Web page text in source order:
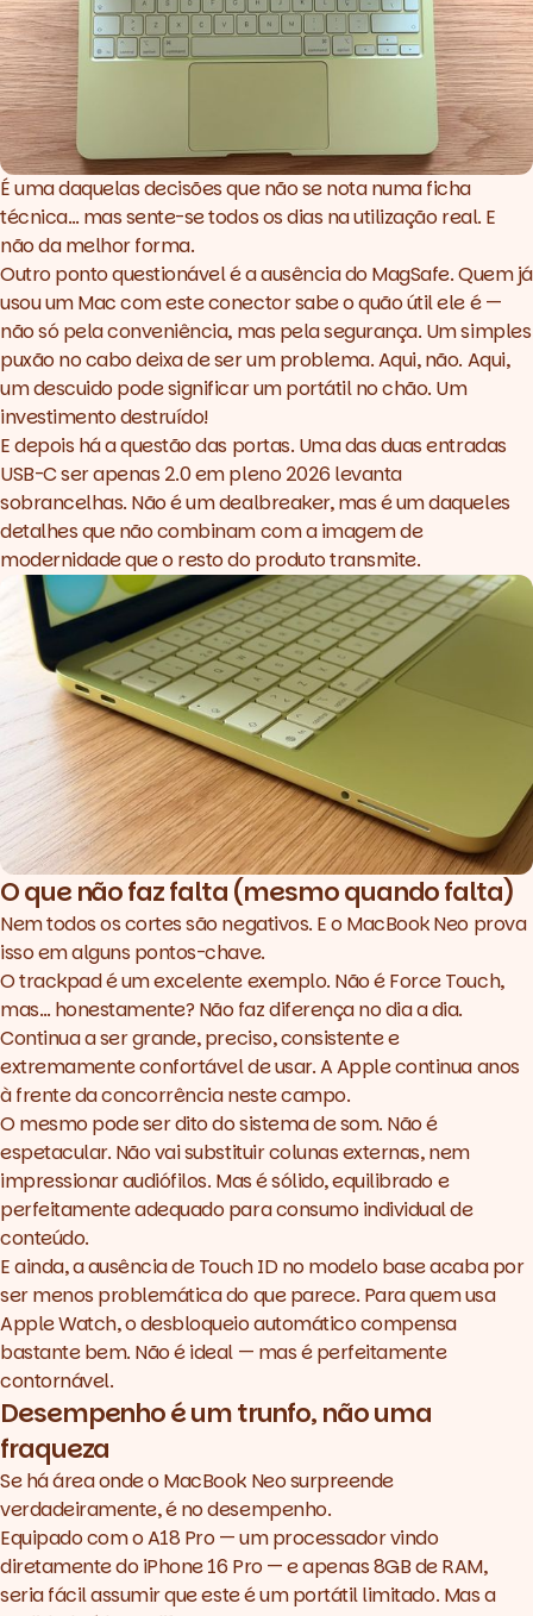
É uma daquelas decisões que não se nota numa ficha
técnica… mas sente-se todos os dias na utilização real. E
não da melhor forma.
Outro ponto questionável é a ausência do MagSafe. Quem já
usou um Mac com este conector sabe o quão útil ele é —
não só pela conveniência, mas pela segurança. Um simples
puxão no cabo deixa de ser um problema. Aqui, não. Aqui,
um descuido pode significar um portátil no chão. Um
investimento destruído!
E depois há a questão das portas. Uma das duas entradas
USB-C ser apenas 2.0 em pleno 2026 levanta
sobrancelhas. Não é um dealbreaker, mas é um daqueles
detalhes que não combinam com a imagem de
modernidade que o resto do produto transmite.
O que não faz falta (mesmo quando falta)
Nem todos os cortes são negativos. E o MacBook Neo prova
isso em alguns pontos-chave.
O trackpad é um excelente exemplo. Não é Force Touch,
mas… honestamente? Não faz diferença no dia a dia.
Continua a ser grande, preciso, consistente e
extremamente confortável de usar. A Apple continua anos
à frente da concorrência neste campo.
O mesmo pode ser dito do sistema de som. Não é
espetacular. Não vai substituir colunas externas, nem
impressionar audiófilos. Mas é sólido, equilibrado e
perfeitamente adequado para consumo individual de
conteúdo.
E ainda, a ausência de Touch ID no modelo base acaba por
ser menos problemática do que parece. Para quem usa
Apple Watch, o desbloqueio automático compensa
bastante bem. Não é ideal — mas é perfeitamente
contornável.
Desempenho é um trunfo, não uma
fraqueza
Se há área onde o MacBook Neo surpreende
verdadeiramente, é no desempenho.
Equipado com o A18 Pro — um processador vindo
diretamente do iPhone 16 Pro — e apenas 8GB de RAM,
seria fácil assumir que este é um portátil limitado. Mas a